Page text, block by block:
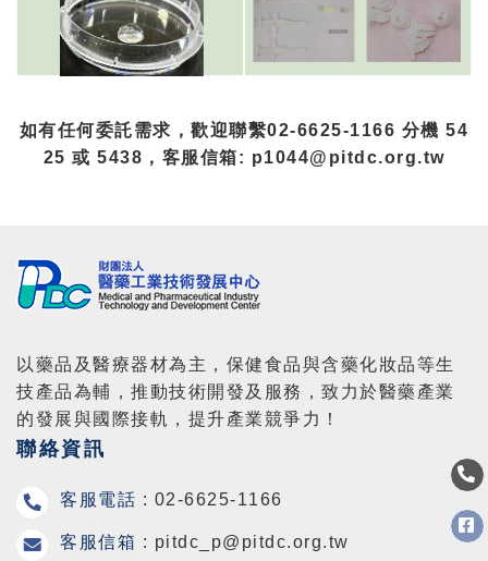
如有任何委託需求，歡迎聯繫02-6625-1166 分機 54
25 或 5438，客服信箱: p1044@pitdc.org.tw
以藥品及醫療器材為主，保健食品與含藥化妝品等生
技產品為輔，推動技術開發及服務，致力於醫藥產業
的發展與國際接軌，提升產業競爭力！
聯絡資訊
客服電話 : 02-6625-1166
客服信箱 : pitdc_p@pitdc.org.tw